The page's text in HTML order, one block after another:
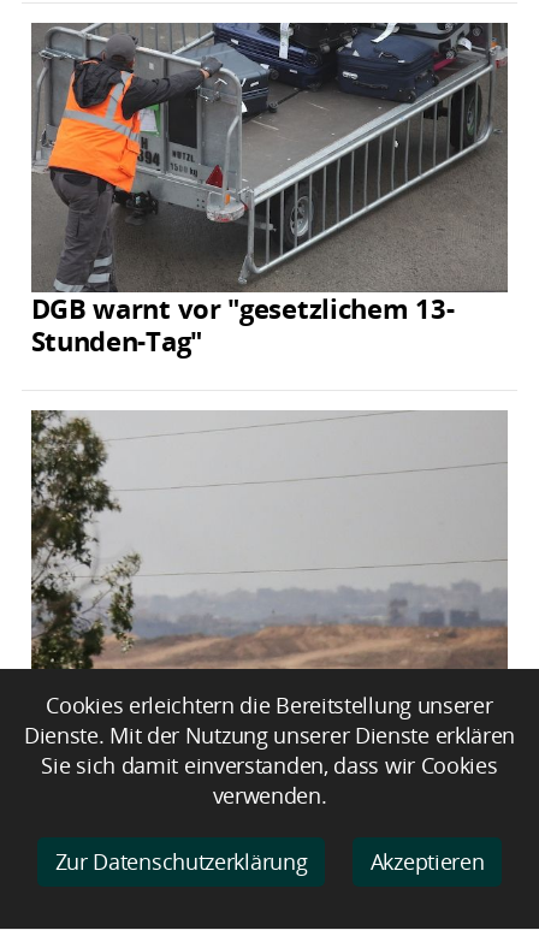
DGB warnt vor "gesetzlichem 13-
Stunden-Tag"
350 humanitäre Helfer 2025
weltweit getötet
Cookies erleichtern die Bereitstellung unserer
Dienste. Mit der Nutzung unserer Dienste erklären
Sie sich damit einverstanden, dass wir Cookies
verwenden.
Zur Datenschutzerklärung Akzeptieren